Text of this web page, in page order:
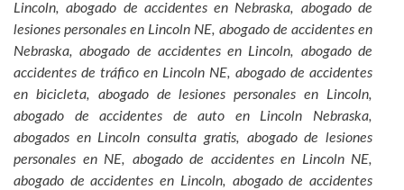
Lincoln, abogado de accidentes en Nebraska, abogado de
lesiones personales en Lincoln NE, abogado de accidentes en
Nebraska, abogado de accidentes en Lincoln, abogado de
accidentes de tráfico en Lincoln NE, abogado de accidentes
en bicicleta, abogado de lesiones personales en Lincoln,
abogado de accidentes de auto en Lincoln Nebraska,
abogados en Lincoln consulta gratis, abogado de lesiones
personales en NE, abogado de accidentes en Lincoln NE,
abogado de accidentes en Lincoln, abogado de accidentes